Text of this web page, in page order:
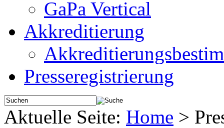
GaPa Vertical
Akkreditierung
Presseregistrierung
Aktuelle Seite: Home >